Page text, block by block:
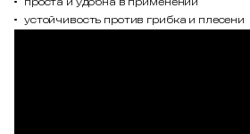
устойчивость против грибка и плесени